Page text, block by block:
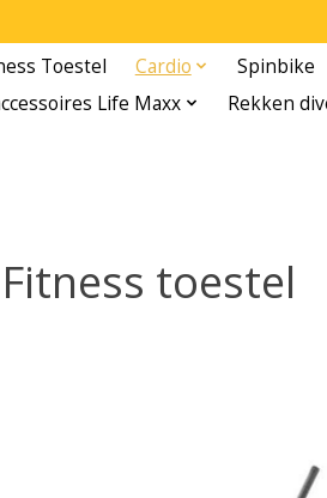
Toestel Cardio Spinbike
Life Maxx
Rekken
toestel